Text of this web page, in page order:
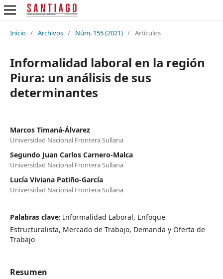
Inicio / Archivos / Núm. 155 (2021) / Artículos
Informalidad laboral en la región
Piura: un análisis de sus
determinantes
Marcos Timaná-Álvarez
Universidad Nacional Frontera Sullana
Segundo Juan Carlos Carnero-Malca
Universidad Nacional Frontera Sullana
Lucía Viviana Patiño-García
Universidad Nacional Frontera Sullana
Palabras clave: Informalidad Laboral, Enfoque
Estructuralista, Mercado de Trabajo, Demanda y Oferta de
Trabajo
Resumen